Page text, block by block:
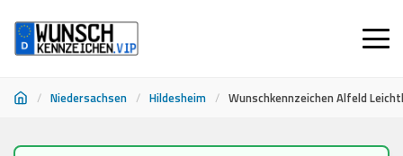
/ Niedersachsen / Hildesheim / Wunschkennzeichen Alfeld